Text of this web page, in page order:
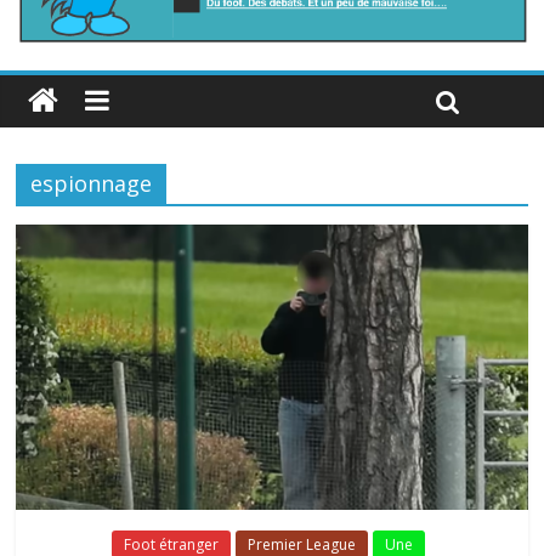
espionnage
Foot étranger Premier League Une